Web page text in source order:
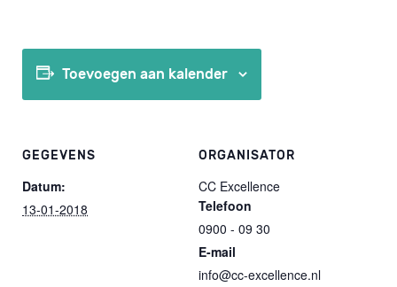
Toevoegen aan kalender
GEGEVENS
Datum:
13-01-2018
ORGANISATOR
CC Excellence
Telefoon
0900 - 09 30
E-mail
info@cc-excellence.nl